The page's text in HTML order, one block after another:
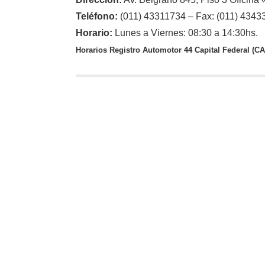
Teléfono: (011) 43311734 – Fax: (011)
Horario: Lunes a Viernes: 08:30 a 14:30hs.
Horarios Registro Automotor 44 Capital Federal